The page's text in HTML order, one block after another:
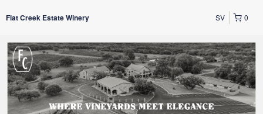
Flat Creek Estate Winery 0
SV